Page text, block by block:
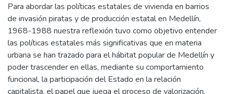
Para abordar las políticas estatales de vivienda en barrios
de invasión piratas y de producción estatal en Medellín,
1968-1988 nuestra reflexión tuvo como objetivo entender
las políticas estatales más significativas que en materia
urbana se han trazado para el hábitat popular de Medellín y
poder trascender en ellas, mediante su comportamiento
funcional, la participación del Estado en la relación
capitalista, el papel que juega el proceso de valorización.